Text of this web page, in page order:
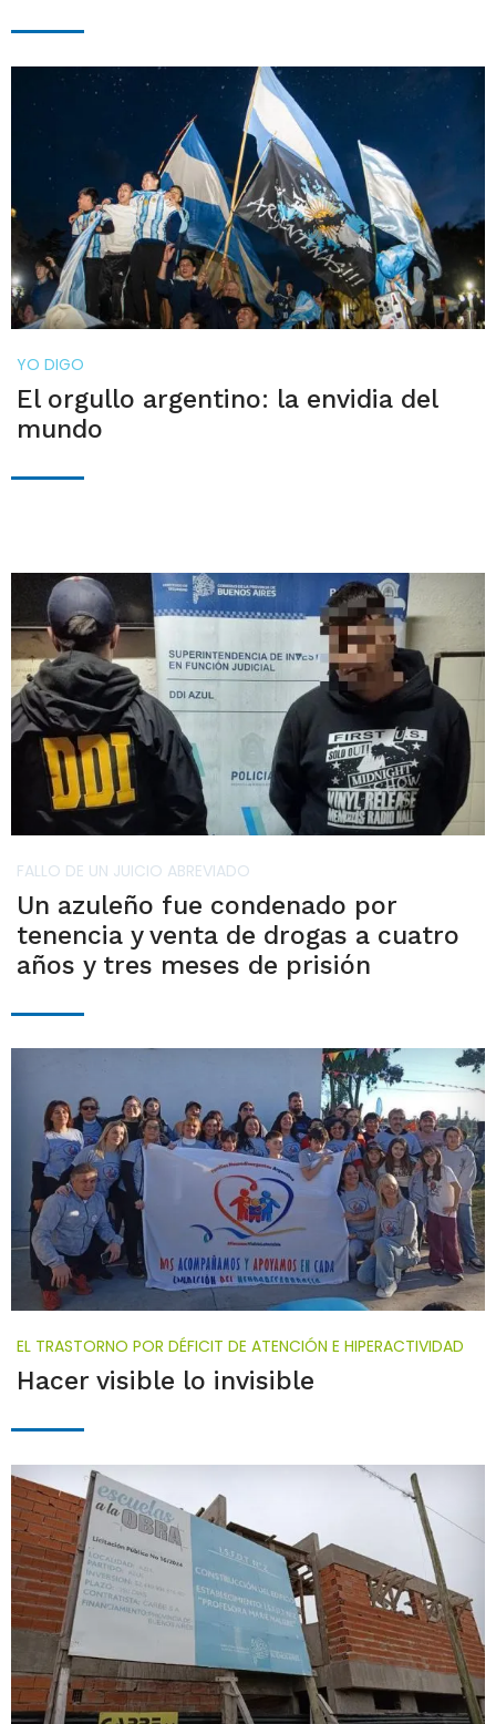
YO DIGO
El orgullo argentino: la envidia del
mundo
FALLO DE UN JUICIO ABREVIADO
Un azuleño fue condenado por
tenencia y venta de drogas a cuatro
años y tres meses de prisión
EL TRASTORNO POR DÉFICIT DE ATENCIÓN E HIPERACTIVIDAD
Hacer visible lo invisible